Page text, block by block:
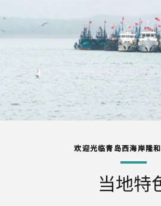
欢迎光临青岛西海岸隆
当地特